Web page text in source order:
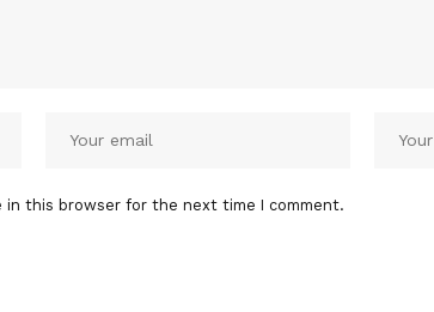
in this browser for the next time I comment.